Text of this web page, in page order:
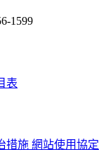
1599
表
措施 網站使用協定